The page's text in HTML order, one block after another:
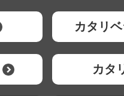
カタリ
カタ